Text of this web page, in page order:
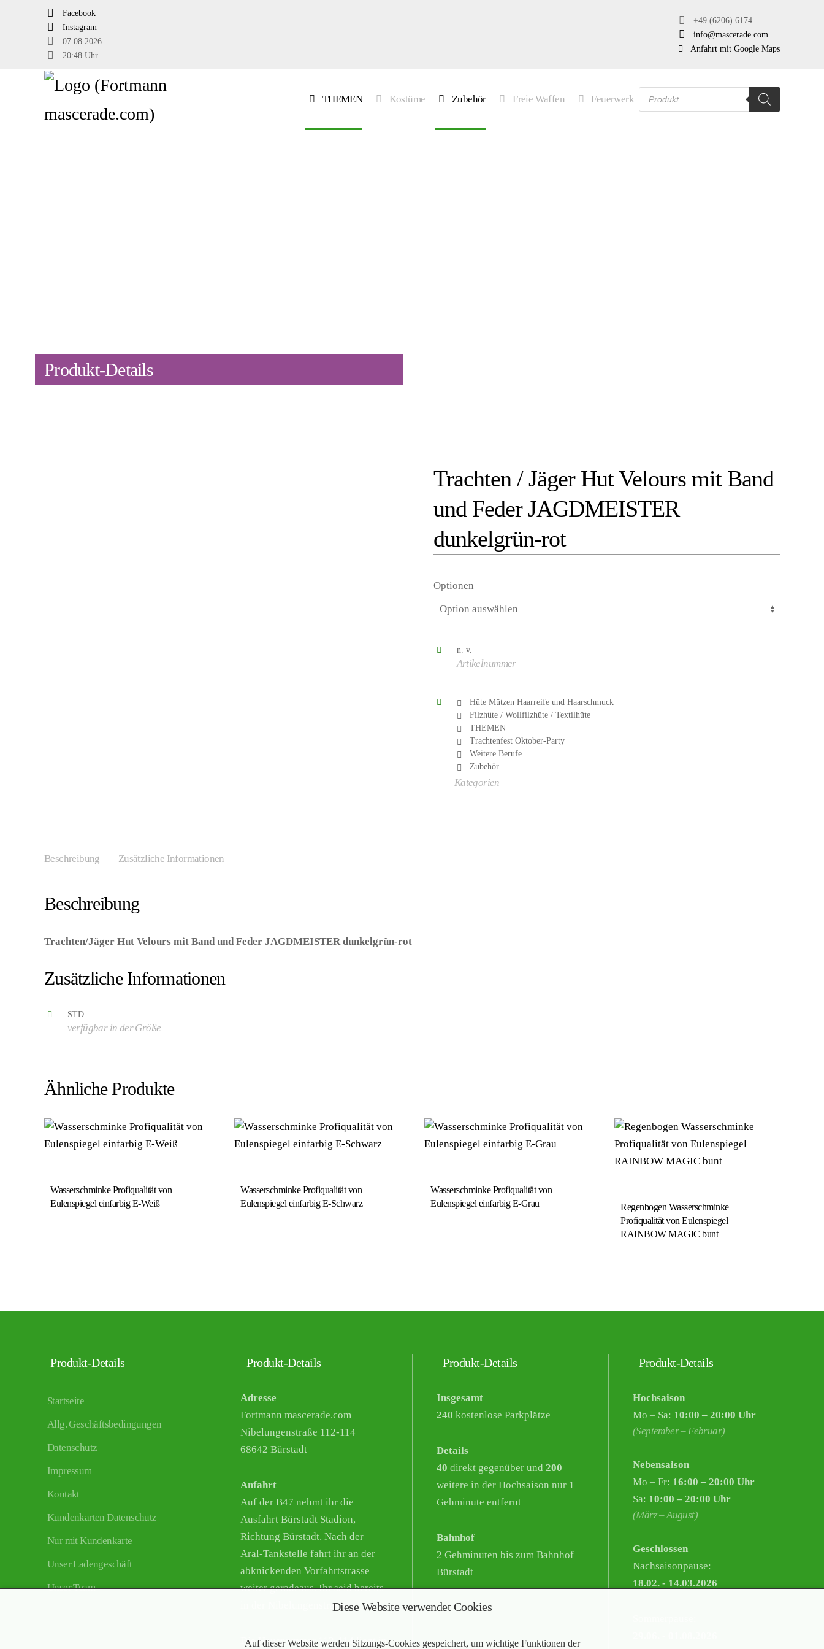
Facebook
Instagram
07.08.2026
20:48 Uhr
+49 (6206) 6174
info@mascerade.com
Anfahrt mit Google Maps
THEMEN Kostüme Zubehör Freie Waffen Feuerwerk
Products
search
Produkt-Details
Trachten / Jäger Hut Velours mit Band
und Feder JAGDMEISTER
dunkelgrün-rot
Optionen
n. v.
Artikelnummer
Hüte Mützen Haarreife und Haarschmuck
Filzhüte / Wollfilzhüte / Textilhüte
THEMEN
Trachtenfest Oktober-Party
Weitere Berufe
Zubehör
Kategorien
Beschreibung Zusätzliche Informationen
Beschreibung
Trachten/Jäger Hut Velours mit Band und Feder JAGDMEISTER dunkelgrün-rot
Zusätzliche Informationen
STD
verfügbar in der Größe
Ähnliche Produkte
Wasserschminke Profiqualität von
Eulenspiegel einfarbig E-Weiß
Wasserschminke Profiqualität von
Eulenspiegel einfarbig E-Schwarz
Wasserschminke Profiqualität von
Eulenspiegel einfarbig E-Grau
Regenbogen Wasserschminke
Profiqualität von Eulenspiegel
RAINBOW MAGIC bunt
Produkt-Details
Startseite
Allg. Geschäftsbedingungen
Datenschutz
Impressum
Kontakt
Kundenkarten Datenschutz
Nur mit Kundenkarte
Unser Ladengeschäft
Unser Team
Produkt-Details
Adresse
Fortmann mascerade.com
Nibelungenstraße 112-114
68642 Bürstadt
Anfahrt
Auf der B47 nehmt ihr die
Ausfahrt Bürstadt Stadion,
Richtung Bürstadt. Nach der
Aral-Tankstelle fahrt ihr an der
abknickenden Vorfahrtstrasse
weiter geradeaus. Ihr seid bereits
in der Nibelungenstrasse.
Die Hausnummer 112-114 liegt in
Produkt-Details
Insgesamt
240 kostenlose Parkplätze
Details
40 direkt gegenüber und 200
weitere in der Hochsaison nur 1
Gehminute entfernt
Bahnhof
2 Gehminuten bis zum Bahnhof
Bürstadt
Produkt-Details
Hochsaison
Mo – Sa: 10:00 – 20:00 Uhr
(September – Februar)
Nebensaison
Mo – Fr: 16:00 – 20:00 Uhr
Sa: 10:00 – 20:00 Uhr
(März – August)
Geschlossen
Nachsaisonpause:
18.02. - 14.03.2026
Diese Website verwendet Cookies
Auf dieser Website werden Sitzungs-Cookies gespeichert, um wichtige Funktionen der